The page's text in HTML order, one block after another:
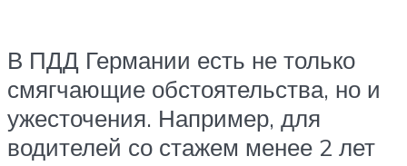
В ПДД Германии есть не только
смягчающие обстоятельства, но и
ужесточения. Например, для
водителей со стажем менее 2 лет